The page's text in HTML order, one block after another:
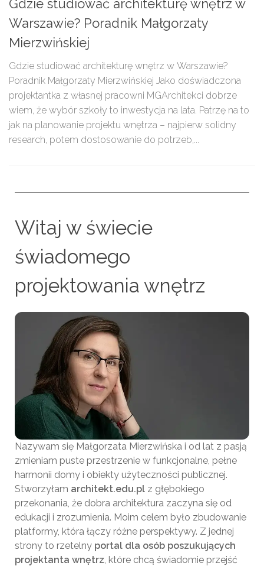
Gdzie studiować architekturę wnętrz w
Warszawie? Poradnik Małgorzaty
Mierzwińskiej
Gdzie studiować architekturę wnętrz w Warszawie?
Poradnik Małgorzaty Mierzwińskiej Jako doświadczona
projektantka z własnej pracowni MGArchitekci dobrze
wiem, że wybór szkoły to inwestycja na lata. Patrzę na to
jak na planowanie projektu wnętrza – najpierw solidny
research, potem dostosowanie do potrzeb,...
Witaj w świecie
świadomego
projektowania wnętrz
Nazywam się Małgorzata Mierzwińska i od lat z pasją
zmieniam puste przestrzenie w funkcjonalne, pełne
harmonii domy i obiekty użyteczności publicznej.
Stworzyłam architekt.edu.pl z głębokiego
przekonania, że dobra architektura zaczyna się od
edukacji i zrozumienia. Moim celem było zbudowanie
platformy, która łączy różne perspektywy. Z jednej
strony to rzetelny portal dla osób poszukujących
projektanta wnętrz, które chcą świadomie przejść